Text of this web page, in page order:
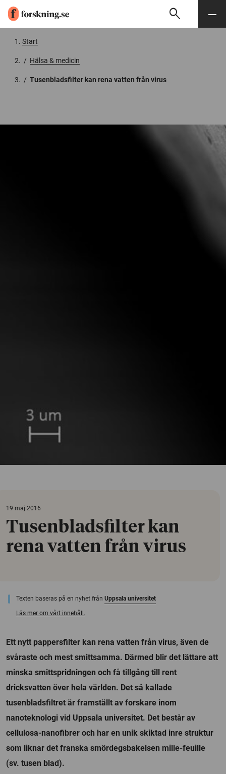
Söksearch Meny
Start
/ Hälsa & medicin
/ ​Tusenbladsfilter kan rena vatten från virus
19 maj 2016
​Tusenbladsfilter kan
rena vatten från virus
Texten baseras på en nyhet från Uppsala universitet
Läs mer om vårt innehåll.
Ett nytt pappersfilter kan rena vatten från virus, även de
svåraste och mest smittsamma. Därmed blir det lättare att
minska smittspridningen och få tillgång till rent
dricksvatten över hela världen. Det så kallade
tusenbladsfiltret är framställt av forskare inom
nanoteknologi vid Uppsala universitet. Det består av
cellulosa-nanofibrer och har en unik skiktad inre struktur
som liknar det franska smördegsbakelsen mille-feuille
(sv. tusen blad).